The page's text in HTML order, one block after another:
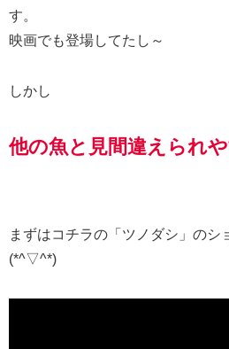
す。
映画でも登場してたし～
しかし
他の魚と見間違えられや
まずはコチラの「ツノダシ」のシ
(*^▽^*)